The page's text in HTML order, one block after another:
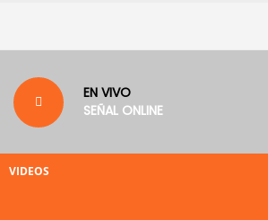
EN VIVO
SEÑAL ONLINE
VIDEOS